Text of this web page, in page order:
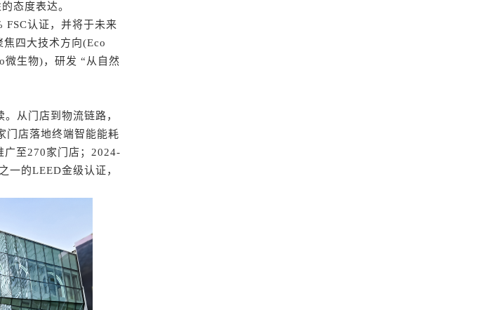
态度表达。
认证，并将于未来
四大技术方向(Eco
微生物)，研发 “从自然
从门店到物流链路，
门店落地终端智能能耗
广至270家门店；2024-
一的LEED金级认证，